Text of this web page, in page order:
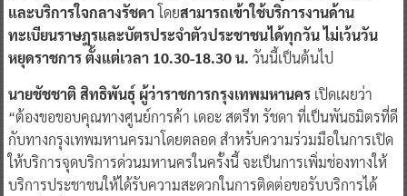
และบริการใจกลางรัชดา โดยสามารถเข้าใช้บริการงานด้าน
ทะเบียนราษฎรและบัตรประจำตัวประชาชนได้ทุกวัน ไม่เว้นวัน
หยุดราชการ ตั้งแต่เวลา 10.30-18.30 น. วันนี้เป็นต้นไป
นายชัชชาติ สิทธิพันธุ์ ผู้ว่าราชการกรุงเทพมหานครเปิดเผยว่า
“ต้องขอขอบคุณทางศูนย์การค้า เดอะ สตรีท รัชดา ที่เป็นพันธมิตรที่ดี
กับทางกรุงเทพมหานครมาโดยตลอด สำหรับความร่วมมือในการเปิด
ให้บริการจุดบริการด่วนมหานครในครั้งนี้ จะเป็นการเพิ่มช่องทางให้
บริการประชาชนให้ได้รับความสะดวกในการติดต่อขอรับบริการได้